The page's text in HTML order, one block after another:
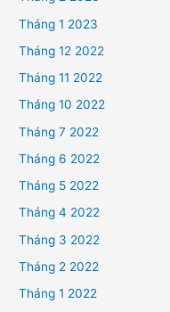
Tháng 1 2023
Tháng 12 2022
Tháng 11 2022
Tháng 10 2022
Tháng 7 2022
Tháng 6 2022
Tháng 5 2022
Tháng 4 2022
Tháng 3 2022
Tháng 2 2022
Tháng 1 2022